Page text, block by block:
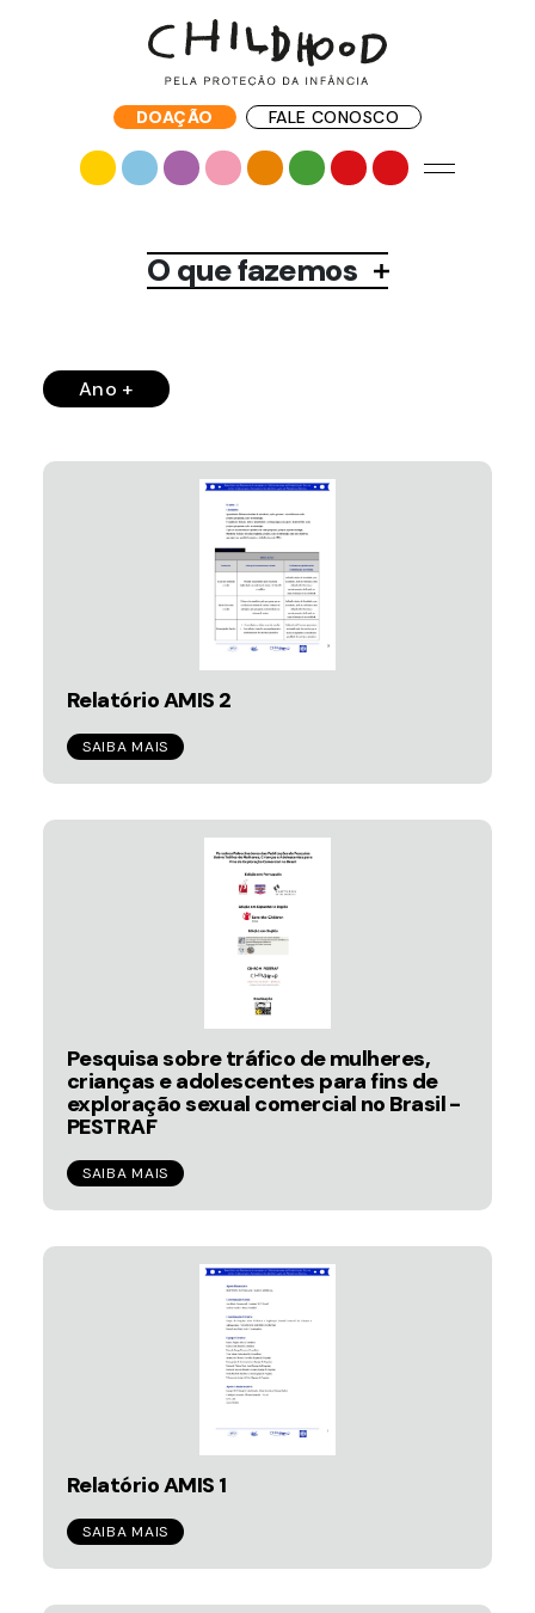
DOAÇÃO FALE CONOSCO
O que fazemos
Ano +
Relatório AMIS 2
SAIBA MAIS
Pesquisa sobre tráfico de mulheres,
crianças e adolescentes para fins de
exploração sexual comercial no Brasil -
PESTRAF
SAIBA MAIS
Relatório AMIS 1
SAIBA MAIS